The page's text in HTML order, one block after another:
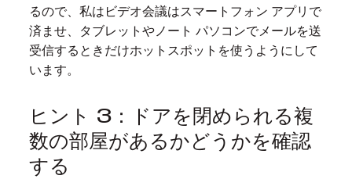
るので、私はビデオ会議はスマートフォン アプリで
済ませ、タブレットやノート パソコンでメールを送
受信するときだけホットスポットを使うようにして
います。
ヒント 3：ドアを閉められる複
数の部屋があるかどうかを確認
する